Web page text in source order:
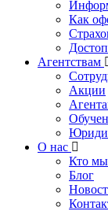
Как
Агентствам
Акции
О нас
Кто мы
Блог